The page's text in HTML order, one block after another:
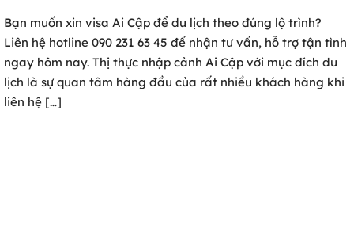
Bạn muốn xin visa Ai Cập để du lịch theo đúng lộ trình?
Liên hệ hotline 090 231 63 45 để nhận tư vấn, hỗ trợ tận tình
ngay hôm nay. Thị thực nhập cảnh Ai Cập với mục đích du
lịch là sự quan tâm hàng đầu của rất nhiều khách hàng khi
liên hệ […]